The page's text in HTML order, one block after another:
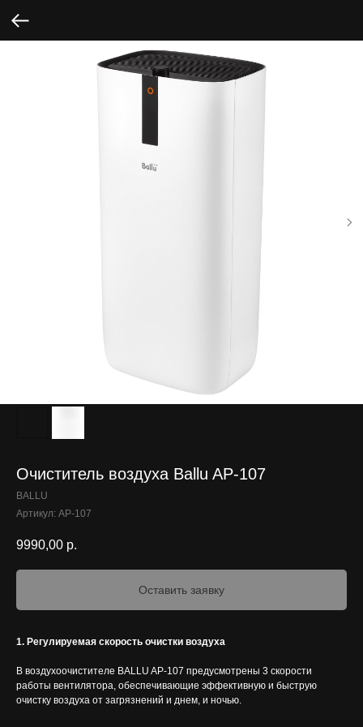
Очиститель воздуха Ballu AP-107
BALLU
Артикул: AP-107
9990,00 р.
Оставить заявку
1. Регулируемая скорость очистки воздуха
В воздухоочистителе BALLU AP-107 предусмотрены 3 скорости
работы вентилятора, обеспечивающие эффективную и быструю
очистку воздуха от загрязнений и днем, и ночью.